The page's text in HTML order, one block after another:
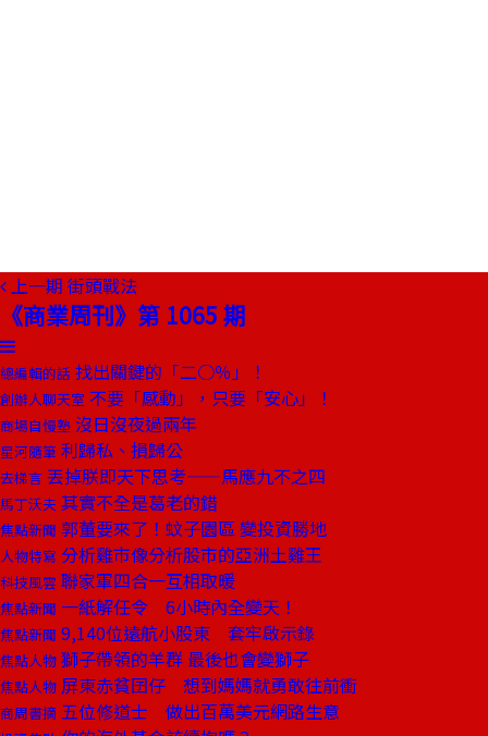
上一期 街頭戰法
《商業周刊》第 1065 期
總編輯的話 找出關鍵的「二○％」！
創辦人聊天室 不要「感動」，只要「安心」！
商場自慢塾 沒日沒夜過兩年
星河隨筆 利歸私、損歸公
去梯言 丟掉朕即天下思考——馬應九不之四
馬丁沃夫 其實不全是葛老的錯
焦點新聞 郭董要來了！蚊子園區 變投資勝地
人物特寫 分析雞市像分析股市的亞洲土雞王
科技風雲 聯家軍四合一互相取暖
焦點新聞 一紙解任令 6小時內全變天！
焦點新聞 9,140位遠航小股東 套牢啟示錄
焦點人物 獅子帶領的羊群 最後也會變獅子
焦點人物 屏東赤貧囝仔 想到媽媽就勇敢往前衝
商周書摘 五位修道士 做出百萬美元網路生意